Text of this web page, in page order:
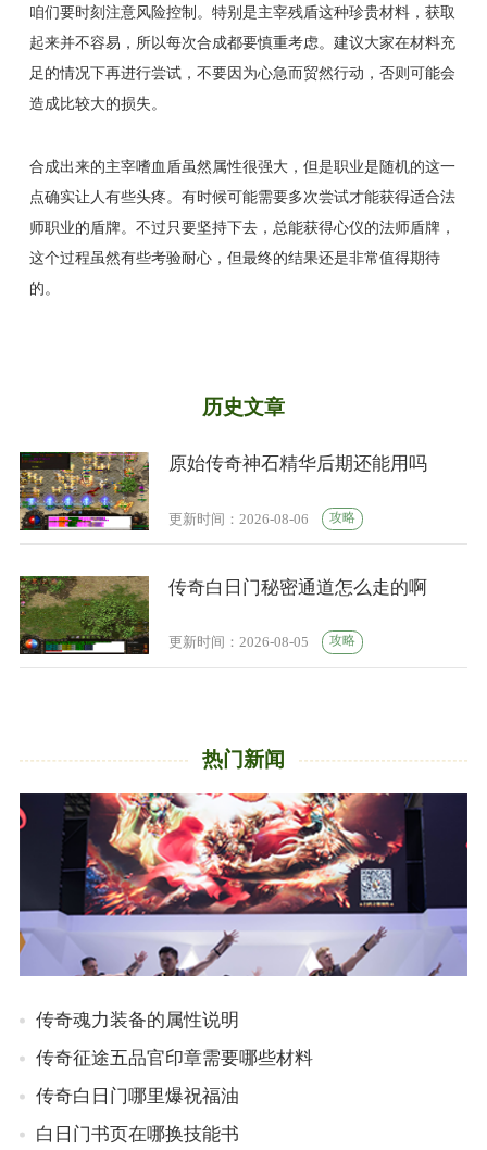
咱们要时刻注意风险控制。特别是主宰残盾这种珍贵材料，获取
起来并不容易，所以每次合成都要慎重考虑。建议大家在材料充
足的情况下再进行尝试，不要因为心急而贸然行动，否则可能会
造成比较大的损失。
合成出来的主宰嗜血盾虽然属性很强大，但是职业是随机的这一
点确实让人有些头疼。有时候可能需要多次尝试才能获得适合法
师职业的盾牌。不过只要坚持下去，总能获得心仪的法师盾牌，
这个过程虽然有些考验耐心，但最终的结果还是非常值得期待
的。
历史文章
原始传奇神石精华后期还能用吗
更新时间：2026-08-06 攻略
传奇白日门秘密通道怎么走的啊
更新时间：2026-08-05 攻略
热门新闻
传奇魂力装备的属性说明
传奇征途五品官印章需要哪些材料
传奇白日门哪里爆祝福油
白日门书页在哪换技能书